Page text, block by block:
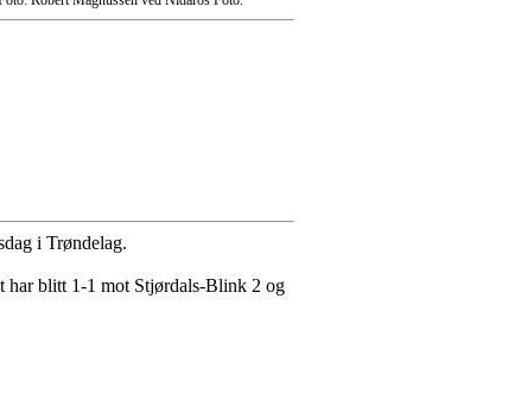
i Trøndelag.
har blitt 1-1 mot Stjørdals-Blink 2 og